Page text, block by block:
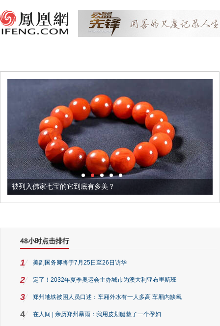
被列入佛家七宝的它到底有多美？
48小时点击排行
1 美副国务卿将于7月25日至26日访华
2 定了！2032年夏季奥运会主办城市为澳大利亚布里斯班
3 郑州地铁被困人员口述：车厢外水有一人多高 车厢内缺氧
4 在人间 | 亲历郑州暴雨：我用皮划艇救了一个孕妇